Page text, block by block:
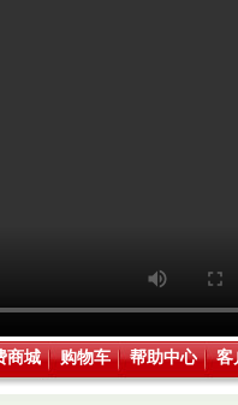
商城 购物车 帮助中心 客